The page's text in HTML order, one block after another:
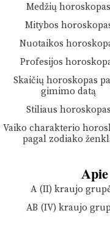
Medžių horoskopas
Mitybos
Nuotaikos
Profesijos
Skaičių horoskopas
gimimo datą
Stiliaus horoskopas
Vaiko charakterio
pagal zodiako
A (II) kraujo
AB (IV) kraujo